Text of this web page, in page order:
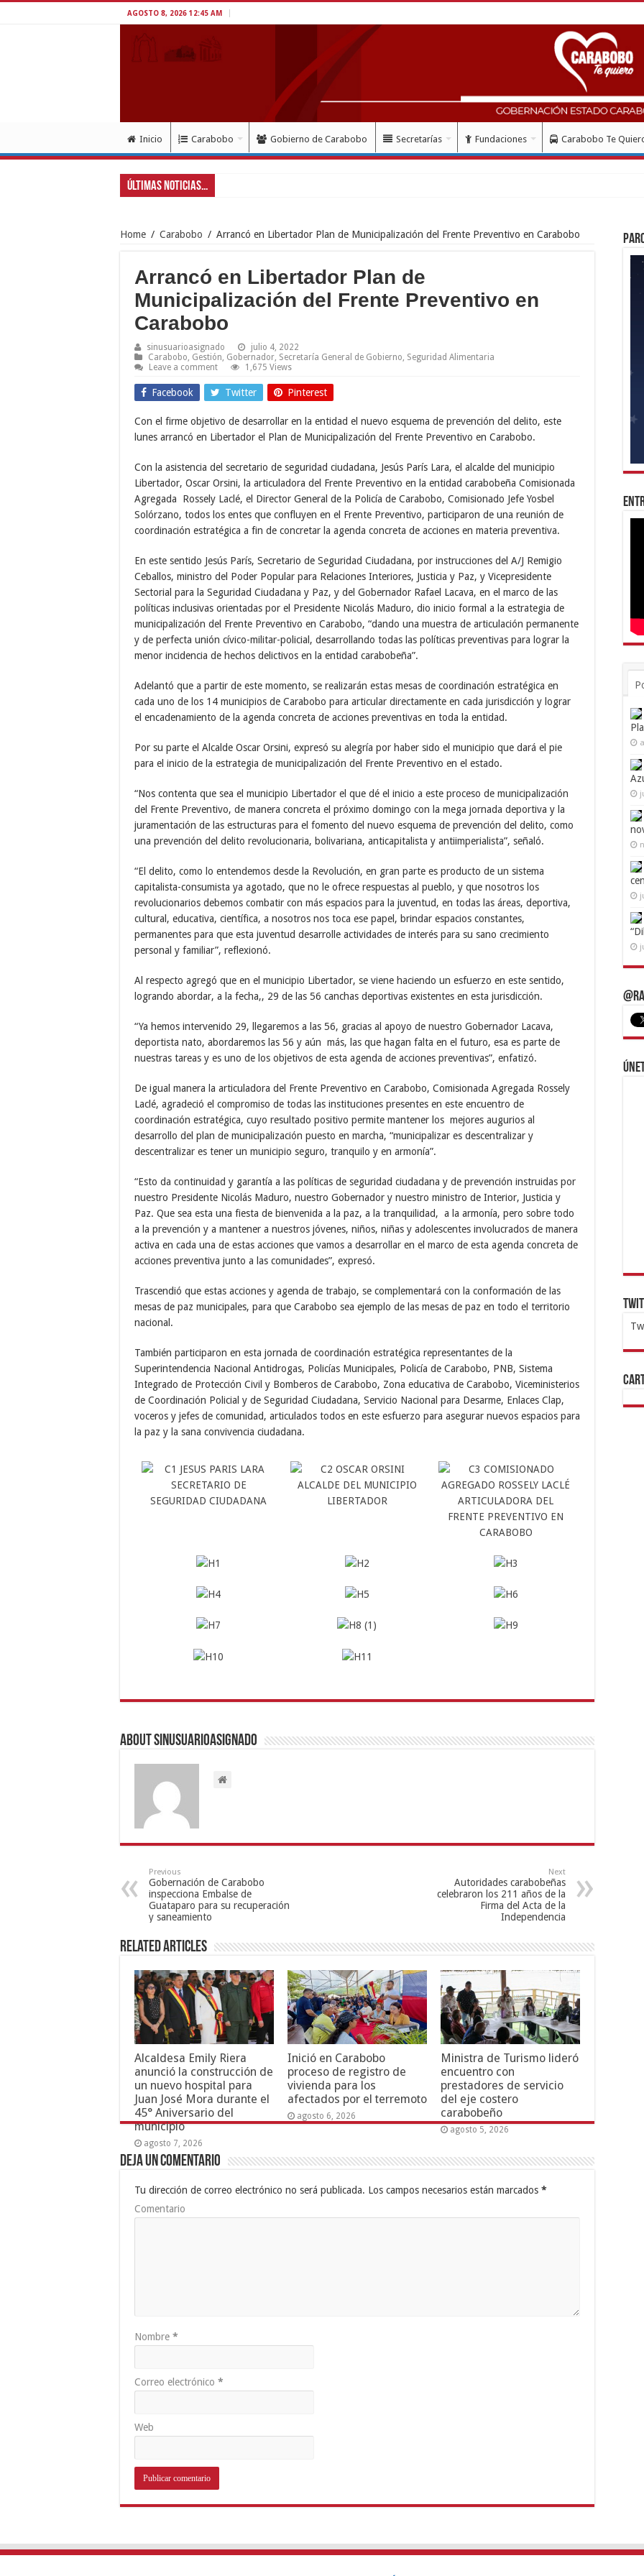
AGOSTO 8, 2026 12:45 AM
Inicio Carabobo Gobierno de Carabobo Secretarías Fundaciones Carabobo Te
Últimas Noticias...
Home / Carabobo / Arrancó en Libertador Plan de Municipalización del Frente Preventivo en Carabobo
Arrancó en Libertador Plan de
Municipalización del Frente Preventivo en
Carabobo
sinusuarioasignado
julio 4, 2022
Carabobo Gestión Gobernador Secretaría General de Gobierno Seguridad Alimentaria
Leave a comment
1,675 Views
Facebook Twitter Pinterest
Con el firme objetivo de desarrollar en la entidad el nuevo esquema de prevención del delito, este
lunes arrancó en Libertador el Plan de Municipalización del Frente Preventivo en Carabobo.
Con la asistencia del secretario de seguridad ciudadana, Jesús París Lara, el alcalde del municipio
Libertador, Oscar Orsini, la articuladora del Frente Preventivo en la entidad carabobeña Comisionada
Agregada Rossely Laclé, el Director General de la Policía de Carabobo, Comisionado Jefe Yosbel
Solórzano, todos los entes que confluyen en el Frente Preventivo, participaron de una reunión de
coordinación estratégica a fin de concretar la agenda concreta de acciones en materia preventiva.
En este sentido Jesús París, Secretario de Seguridad Ciudadana, por instrucciones del A/J Remigio
Ceballos, ministro del Poder Popular para Relaciones Interiores, Justicia y Paz, y Vicepresidente
Sectorial para la Seguridad Ciudadana y Paz, y del Gobernador Rafael Lacava, en el marco de las
políticas inclusivas orientadas por el Presidente Nicolás Maduro, dio inicio formal a la estrategia de
municipalización del Frente Preventivo en Carabobo, “dando una muestra de articulación permanente
y de perfecta unión cívico-militar-policial, desarrollando todas las políticas preventivas para lograr la
menor incidencia de hechos delictivos en la entidad carabobeña”.
Adelantó que a partir de este momento, se realizarán estas mesas de coordinación estratégica en
cada uno de los 14 municipios de Carabobo para articular directamente en cada jurisdicción y lograr
el encadenamiento de la agenda concreta de acciones preventivas en toda la entidad.
Por su parte el Alcalde Oscar Orsini, expresó su alegría por haber sido el municipio que dará el pie
para el inicio de la estrategia de municipalización del Frente Preventivo en el estado.
“Nos contenta que sea el municipio Libertador el que dé el inicio a este proceso de municipalización
del Frente Preventivo, de manera concreta el próximo domingo con la mega jornada deportiva y la
juramentación de las estructuras para el fomento del nuevo esquema de prevención del delito, como
una prevención del delito revolucionaria, bolivariana, anticapitalista y antiimperialista”, señaló.
“El delito, como lo entendemos desde la Revolución, en gran parte es producto de un sistema
capitalista-consumista ya agotado, que no le ofrece respuestas al pueblo, y que nosotros los
revolucionarios debemos combatir con más espacios para la juventud, en todas las áreas, deportiva,
cultural, educativa, científica, a nosotros nos toca ese papel, brindar espacios constantes,
permanentes para que esta juventud desarrolle actividades de interés para su sano crecimiento
personal y familiar”, reflexionó.
Al respecto agregó que en el municipio Libertador, se viene haciendo un esfuerzo en este sentido,
logrando abordar, a la fecha,, 29 de las 56 canchas deportivas existentes en esta jurisdicción.
“Ya hemos intervenido 29, llegaremos a las 56, gracias al apoyo de nuestro Gobernador Lacava,
deportista nato, abordaremos las 56 y aún más, las que hagan falta en el futuro, esa es parte de
nuestras tareas y es uno de los objetivos de esta agenda de acciones preventivas”, enfatizó.
De igual manera la articuladora del Frente Preventivo en Carabobo, Comisionada Agregada Rossely
Laclé, agradeció el compromiso de todas las instituciones presentes en este encuentro de
coordinación estratégica, cuyo resultado positivo permite mantener los mejores augurios al
desarrollo del plan de municipalización puesto en marcha, “municipalizar es descentralizar y
descentralizar es tener un municipio seguro, tranquilo y en armonía”.
“Esto da continuidad y garantía a las políticas de seguridad ciudadana y de prevención instruidas por
nuestro Presidente Nicolás Maduro, nuestro Gobernador y nuestro ministro de Interior, Justicia y
Paz. Que sea esta una fiesta de bienvenida a la paz, a la tranquilidad, a la armonía, pero sobre todo
a la prevención y a mantener a nuestros jóvenes, niños, niñas y adolescentes involucrados de manera
activa en cada una de estas acciones que vamos a desarrollar en el marco de esta agenda concreta de
acciones preventiva junto a las comunidades”, expresó.
Trascendió que estas acciones y agenda de trabajo, se complementará con la conformación de las
mesas de paz municipales, para que Carabobo sea ejemplo de las mesas de paz en todo el territorio
nacional.
También participaron en esta jornada de coordinación estratégica representantes de la
Superintendencia Nacional Antidrogas, Policías Municipales, Policía de Carabobo, PNB, Sistema
Integrado de Protección Civil y Bomberos de Carabobo, Zona educativa de Carabobo, Viceministerios
de Coordinación Policial y de Seguridad Ciudadana, Servicio Nacional para Desarme, Enlaces Clap,
voceros y jefes de comunidad, articulados todos en este esfuerzo para asegurar nuevos espacios para
la paz y la sana convivencia ciudadana.
About sinusuarioasignado
Previous
Gobernación de Carabobo
inspecciona Embalse de
Guataparo para su recuperación
y saneamiento
Next
Autoridades carabobeñas
celebraron los 211 años de la
Firma del Acta de la
Independencia
Related Articles
Alcaldesa Emily Riera
anunció la construcción de
un nuevo hospital para
Juan José Mora durante el
45° Aniversario del
municipio
agosto 7, 2026
Inició en Carabobo
proceso de registro de
vivienda para los
afectados por el terremoto
agosto 6, 2026
Ministra de Turismo lideró
encuentro con
prestadores de servicio
del eje costero
carabobeño
agosto 5, 2026
Deja un comentario
Tu dirección de correo electrónico no será publicada. Los campos necesarios están marcados *
Comentario
Nombre *
Correo electrónico *
Web